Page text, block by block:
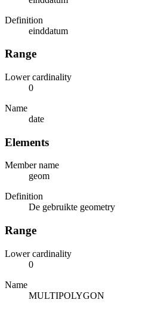
Definition
einddatum
Range
Lower cardinality
0
Name
date
Elements
Member name
geom
Definition
De gebruikte geometry
Range
Lower cardinality
0
Name
MULTIPOLYGON